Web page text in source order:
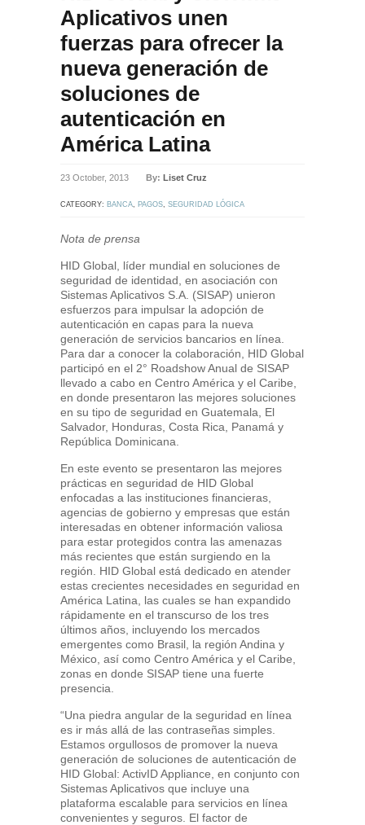
Aplicativos unen
fuerzas para ofrecer la
nueva generación de
soluciones de
autenticación en
América Latina
23 October, 2013 By: Liset Cruz
CATEGORY: BANCA, PAGOS, SEGURIDAD LÓGICA
Nota de prensa
HID Global, líder mundial en soluciones de
seguridad de identidad, en asociación con
Sistemas Aplicativos S.A. (SISAP) unieron
esfuerzos para impulsar la adopción de
autenticación en capas para la nueva
generación de servicios bancarios en línea.
Para dar a conocer la colaboración, HID Global
participó en el 2° Roadshow Anual de SISAP
llevado a cabo en Centro América y el Caribe,
en donde presentaron las mejores soluciones
en su tipo de seguridad en Guatemala, El
Salvador, Honduras, Costa Rica, Panamá y
República Dominicana.
En este evento se presentaron las mejores
prácticas en seguridad de HID Global
enfocadas a las instituciones financieras,
agencias de gobierno y empresas que están
interesadas en obtener información valiosa
para estar protegidos contra las amenazas
más recientes que están surgiendo en la
región. HID Global está dedicado en atender
estas crecientes necesidades en seguridad en
América Latina, las cuales se han expandido
rápidamente en el transcurso de los tres
últimos años, incluyendo los mercados
emergentes como Brasil, la región Andina y
México, así como Centro América y el Caribe,
zonas en donde SISAP tiene una fuerte
presencia.
“Una piedra angular de la seguridad en línea
es ir más allá de las contraseñas simples.
Estamos orgullosos de promover la nueva
generación de soluciones de autenticación de
HID Global: ActivID Appliance, en conjunto con
Sistemas Aplicativos que incluye una
plataforma escalable para servicios en línea
convenientes y seguros. El factor de